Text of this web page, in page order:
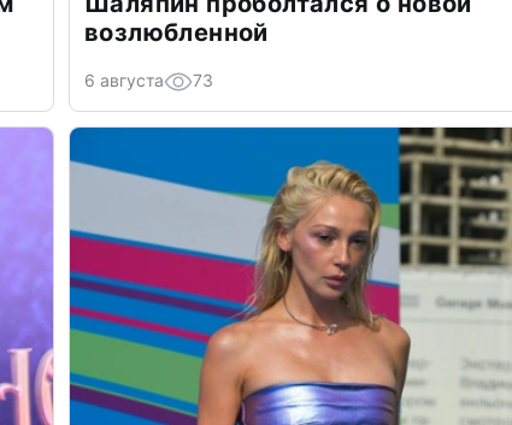
возлюбленной
6 августа 73